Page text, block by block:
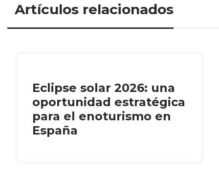
Artículos relacionados
Eclipse solar 2026: una
oportunidad estratégica
para el enoturismo en
España